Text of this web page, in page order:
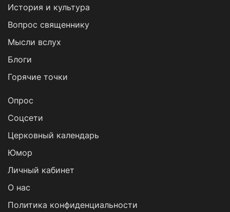
История и культура
Вопрос священнику
Мысли вслух
Блоги
Горячие точки
Опрос
Cоцсети
Церковный календарь
Юмор
Личный кабинет
О нас
Политика конфиденциальности